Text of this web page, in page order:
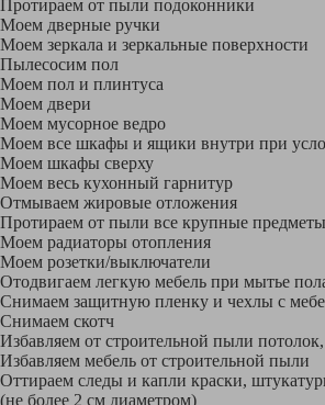
Протираем от пыли подоконники
Моем дверные ручки
Моем зеркала и зеркальные поверхности
Пылесосим пол
Моем пол и плинтуса
Моем двери
Моем мусорное ведро
Моем все шкафы и ящики внутри при
Моем шкафы сверху
Моем весь кухонный гарнитур
Отмываем жировые отложения
Протираем от пыли все крупные предметы
Моем радиаторы отопления
Моем розетки/выключатели
Отодвигаем легкую мебель при мытье
Снимаем защитную пленку и чехлы с
Снимаем скотч
Избавляем от строительной пыли
Избавляем мебель от строительной пыли
Оттираем следы и капли краски,
(не более 2 см диаметром)